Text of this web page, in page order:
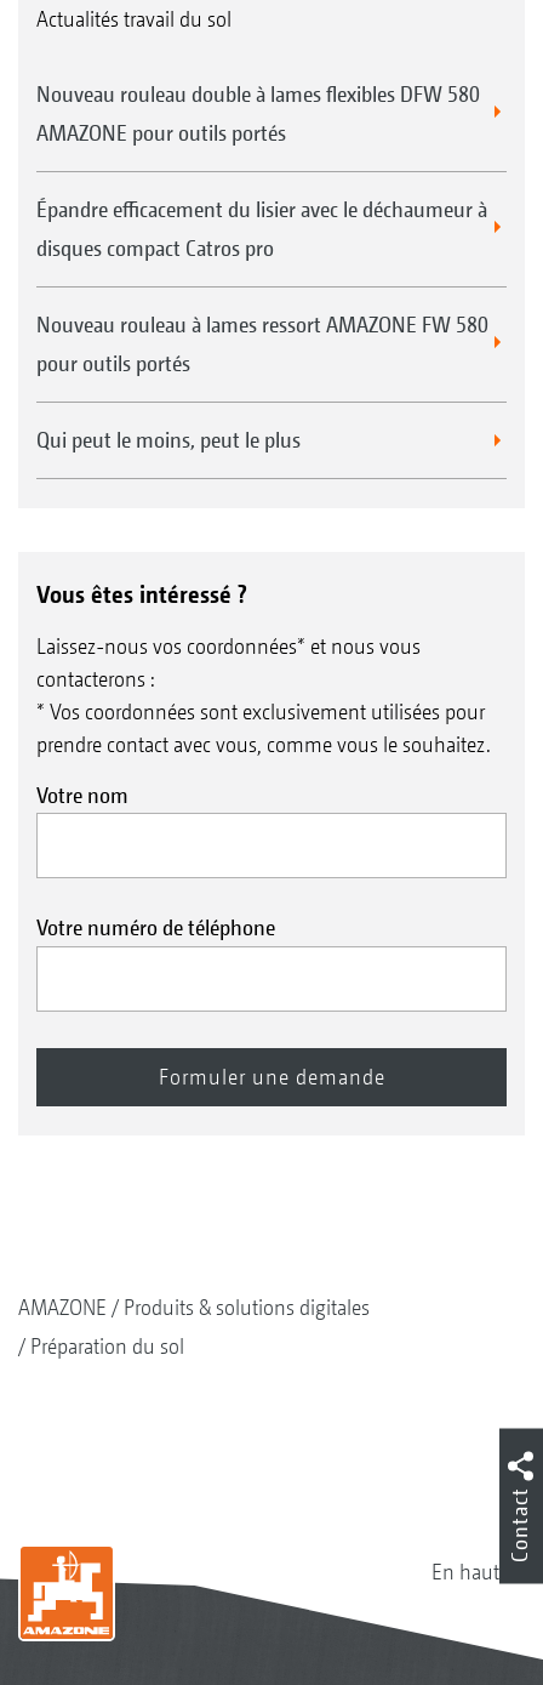
Actualités travail du sol
Nouveau rouleau double à lames flexibles DFW 580
AMAZONE pour outils portés
Épandre efficacement du lisier avec le déchaumeur à
disques compact Catros pro
Nouveau rouleau à lames ressort AMAZONE FW 580
pour outils portés
Qui peut le moins, peut le plus
Vous êtes intéressé ?
Laissez-nous vos coordonnées* et nous vous
contacterons :
* Vos coordonnées sont exclusivement utilisées pour
prendre contact avec vous, comme vous le souhaitez.
Votre nom
Votre numéro de téléphone
AMAZONE
Produits & solutions digitales
Préparation du sol
En haut
Contact